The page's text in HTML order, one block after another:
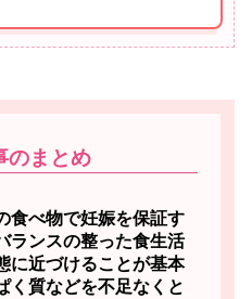
のまとめ
食べ物で妊娠を保証す
ランスの整った食生活
に近づけることが基本
く質などを不足なくと